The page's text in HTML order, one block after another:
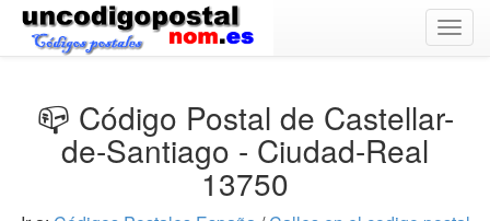
📪 Código Postal de Castellar-
de-Santiago - Ciudad-Real
13750